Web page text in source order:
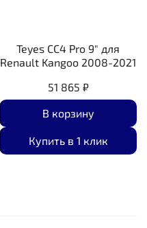
Teyes CC4 Pro 9" для
Renault Kangoo 2008-2021
51 865 ₽
В корзину
Купить в 1 клик